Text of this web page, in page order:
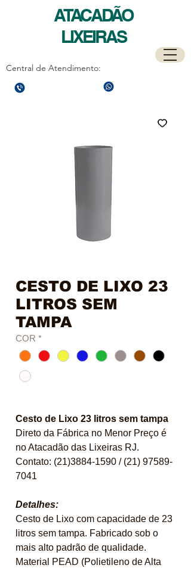
ATACADÃO
LIXEIRAS
Central de Atendimento:
CESTO DE LIXO 23
LITROS SEM
TAMPA
COR *
Cesto de Lixo 23 litros sem tampa
Direto da Fábrica no Menor Preço é
no Atacadão das Lixeiras RJ.
Contato: (21)3884-1590 / (21) 97589-
7041
Detalhes:
Cesto de Lixo com capacidade de 23
litros sem tampa. Fabricado sob o
mais alto padrão de qualidade.
Material PEAD (Polietileno de Alta